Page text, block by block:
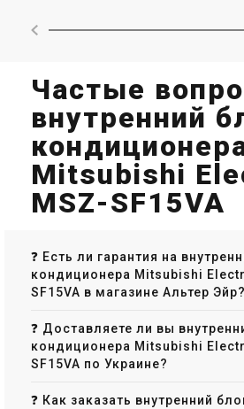
Частые
внутренний
Mitsubishi
MSZ-SF15VA
❓ Есть ли гарантия на
кондиционера Mitsubishi
SF15VA в магазине Альтер Эйр?
❓ Доставляете ли вы
кондиционера Mitsubishi
SF15VA по Украине?
❓ Как заказать внутренний